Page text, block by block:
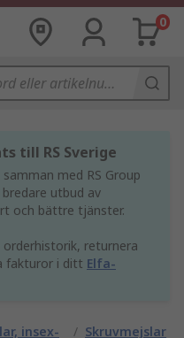
0
till RS Sverige
med RS Group
utbud av
och bättre tjänster.
returnera
fakturor i ditt Elfa-
insex-
/ Skruvmejslar